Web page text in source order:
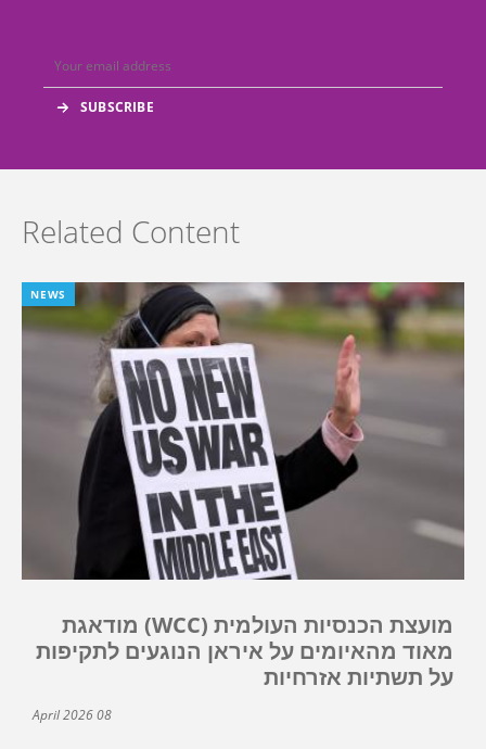
Related Content
NEWS
מועצת הכנסיות העולמית (WCC) מודאגת
מאוד מהאיומים על איראן הנוגעים לתקיפות
על תשתיות אזרחיות
08 April 2026